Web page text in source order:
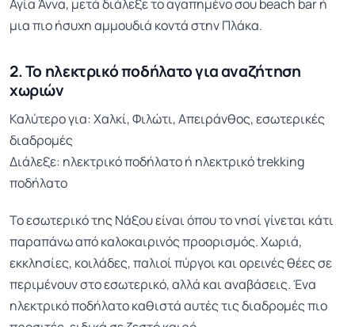
Αγία Άννα, μετά διάλεξε το αγαπημένο σου beach bar ή
μια πιο ήσυχη αμμουδιά κοντά στην Πλάκα.
2. Το ηλεκτρικό ποδήλατο για αναζήτηση
χωριών
Καλύτερο για: Χαλκί, Φιλώτι, Απειράνθος, εσωτερικές
διαδρομές
Διάλεξε: ηλεκτρικό ποδήλατο ή ηλεκτρικό trekking
ποδήλατο
Το εσωτερικό της Νάξου είναι όπου το νησί γίνεται κάτι
παραπάνω από καλοκαιρινός προορισμός. Χωριά,
εκκλησίες, κοιλάδες, παλιοί πύργοι και ορεινές θέες σε
περιμένουν στο εσωτερικό, αλλά και αναβάσεις. Ένα
ηλεκτρικό ποδήλατο καθιστά αυτές τις διαδρομές πιο